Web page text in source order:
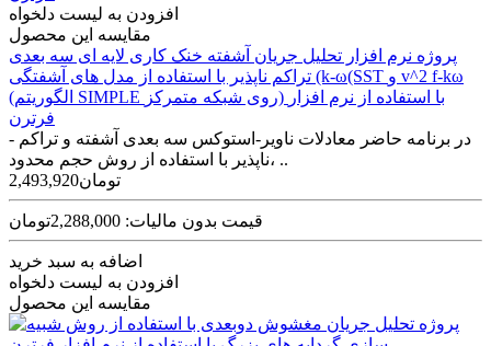
افزودن به لیست دلخواه
مقایسه این محصول
پروژه نرم افزار تحلیل جریان آشفته خنک کاری لایه ای سه بعدی
تراکم ناپذیر با استفاده از مدل های آشفتگی (k-ω(SST و v^2 f-kω
(الگوریتم SIMPLE روی شبکه متمرکز) با استفاده از نرم افزار
فرترن
در برنامه حاضر معادلات ناویر-استوکس سه ­بعدی آشفته و تراکم ­
ناپذیر با استفاده از روش حجم محدود، ..
2,493,920تومان
قیمت بدون مالیات: 2,288,000تومان
اضافه به سبد خرید
افزودن به لیست دلخواه
مقایسه این محصول